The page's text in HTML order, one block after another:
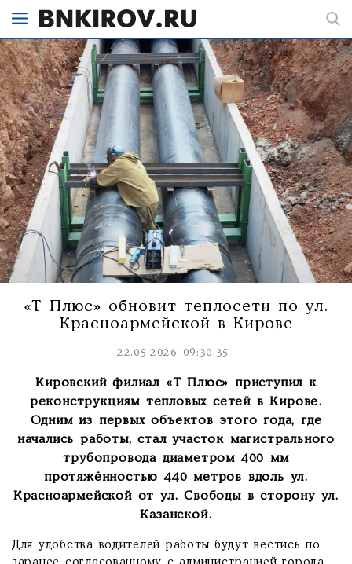
«Т Плюс» обновит теплосети по ул.
Красноармейской в Кирове
22.05.2026 09:30:35
Кировский филиал «Т Плюс» приступил к
реконструкциям тепловых сетей в Кирове.
Одним из первых объектов этого года, где
начались работы, стал участок магистрального
трубопровода диаметром 400 мм
протяжённостью 440 метров вдоль ул.
Красноармейской от ул. Свободы в сторону ул.
Казанской.
Для удобства водителей работы будут вестись по